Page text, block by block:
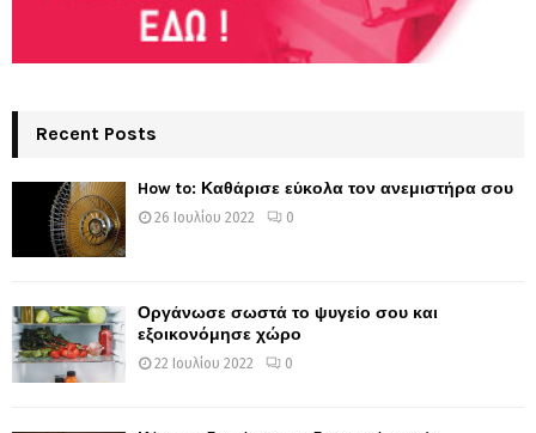
Recent Posts
How to: Καθάρισε εύκολα τον ανεμιστήρα σου
26 Ιουλίου 2022 0
Οργάνωσε σωστά το ψυγείο σου και
εξοικονόμησε χώρο
22 Ιουλίου 2022 0